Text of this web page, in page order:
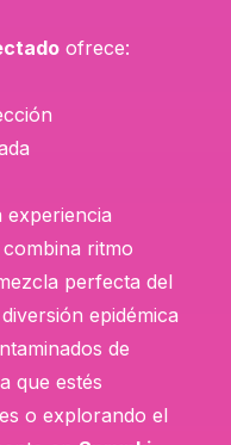
ofrece:
experiencia
ritmo
perfecta del
epidémica
de
que estés
o explorando el